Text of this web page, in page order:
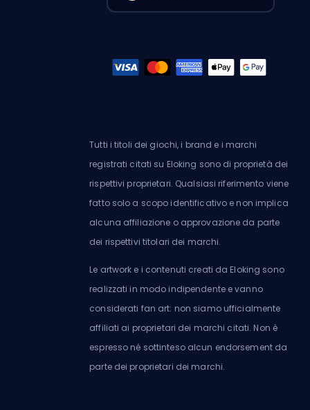
Tutti i titoli dei giochi, i brand e i marchi
registrati citati su Eloking sono di proprietà dei
rispettivi proprietari. Qualsiasi riferimento viene
fatto solo a scopo identificativo e non implica
alcuna affiliazione o approvazione da parte
dei rispettivi titolari dei marchi.
Le artwork e i contenuti creati da Eloking sono
realizzati in modo indipendente e vanno
considerati fan art: non siamo ufficialmente
affiliati ai proprietari dei marchi citati. Non è
espresso né sottinteso alcun endorsement da
parte dei proprietari dei marchi.